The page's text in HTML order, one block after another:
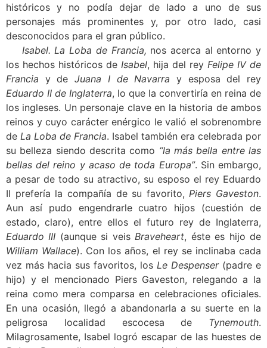
históricos y no podía dejar de lado a uno de sus
personajes más prominentes y, por otro lado, casi
desconocidos para el gran público.
Isabel. La Loba de Francia, nos acerca al entorno y
los hechos históricos de Isabel, hija del rey Felipe IV de
Francia y deJuana I de Navarra y esposa del rey
Eduardo II de Inglaterra, lo que la convertiría en reina de
los ingleses. Un personaje clave en la historia de ambos
reinos y cuyo carácter enérgico le valió el sobrenombre
de La Loba de Francia. Isabel también era celebrada por
su belleza siendo descrita como “la más bella entre las
bellas del reino y acaso de toda Europa”. Sin embargo,
a pesar de todo su atractivo, su esposo el rey Eduardo
II prefería la compañía de su favorito,Piers Gaveston.
Aun así pudo engendrarle cuatro hijos (cuestión de
estado, claro), entre ellos el futuro rey de Inglaterra,
Eduardo III (aunque si veisBraveheart, éste es hijo de
William Wallace). Con los años, el rey se inclinaba cada
vez más hacia sus favoritos, los Le Despenser(padre e
hijo) y el mencionado Piers Gaveston, relegando a la
reina como mera comparsa en celebraciones oficiales.
En una ocasión, llegó a abandonarla a su suerte en la
peligrosa localidad escocesa de Tynemouth.
Milagrosamente, Isabel logró escapar de las huestes de